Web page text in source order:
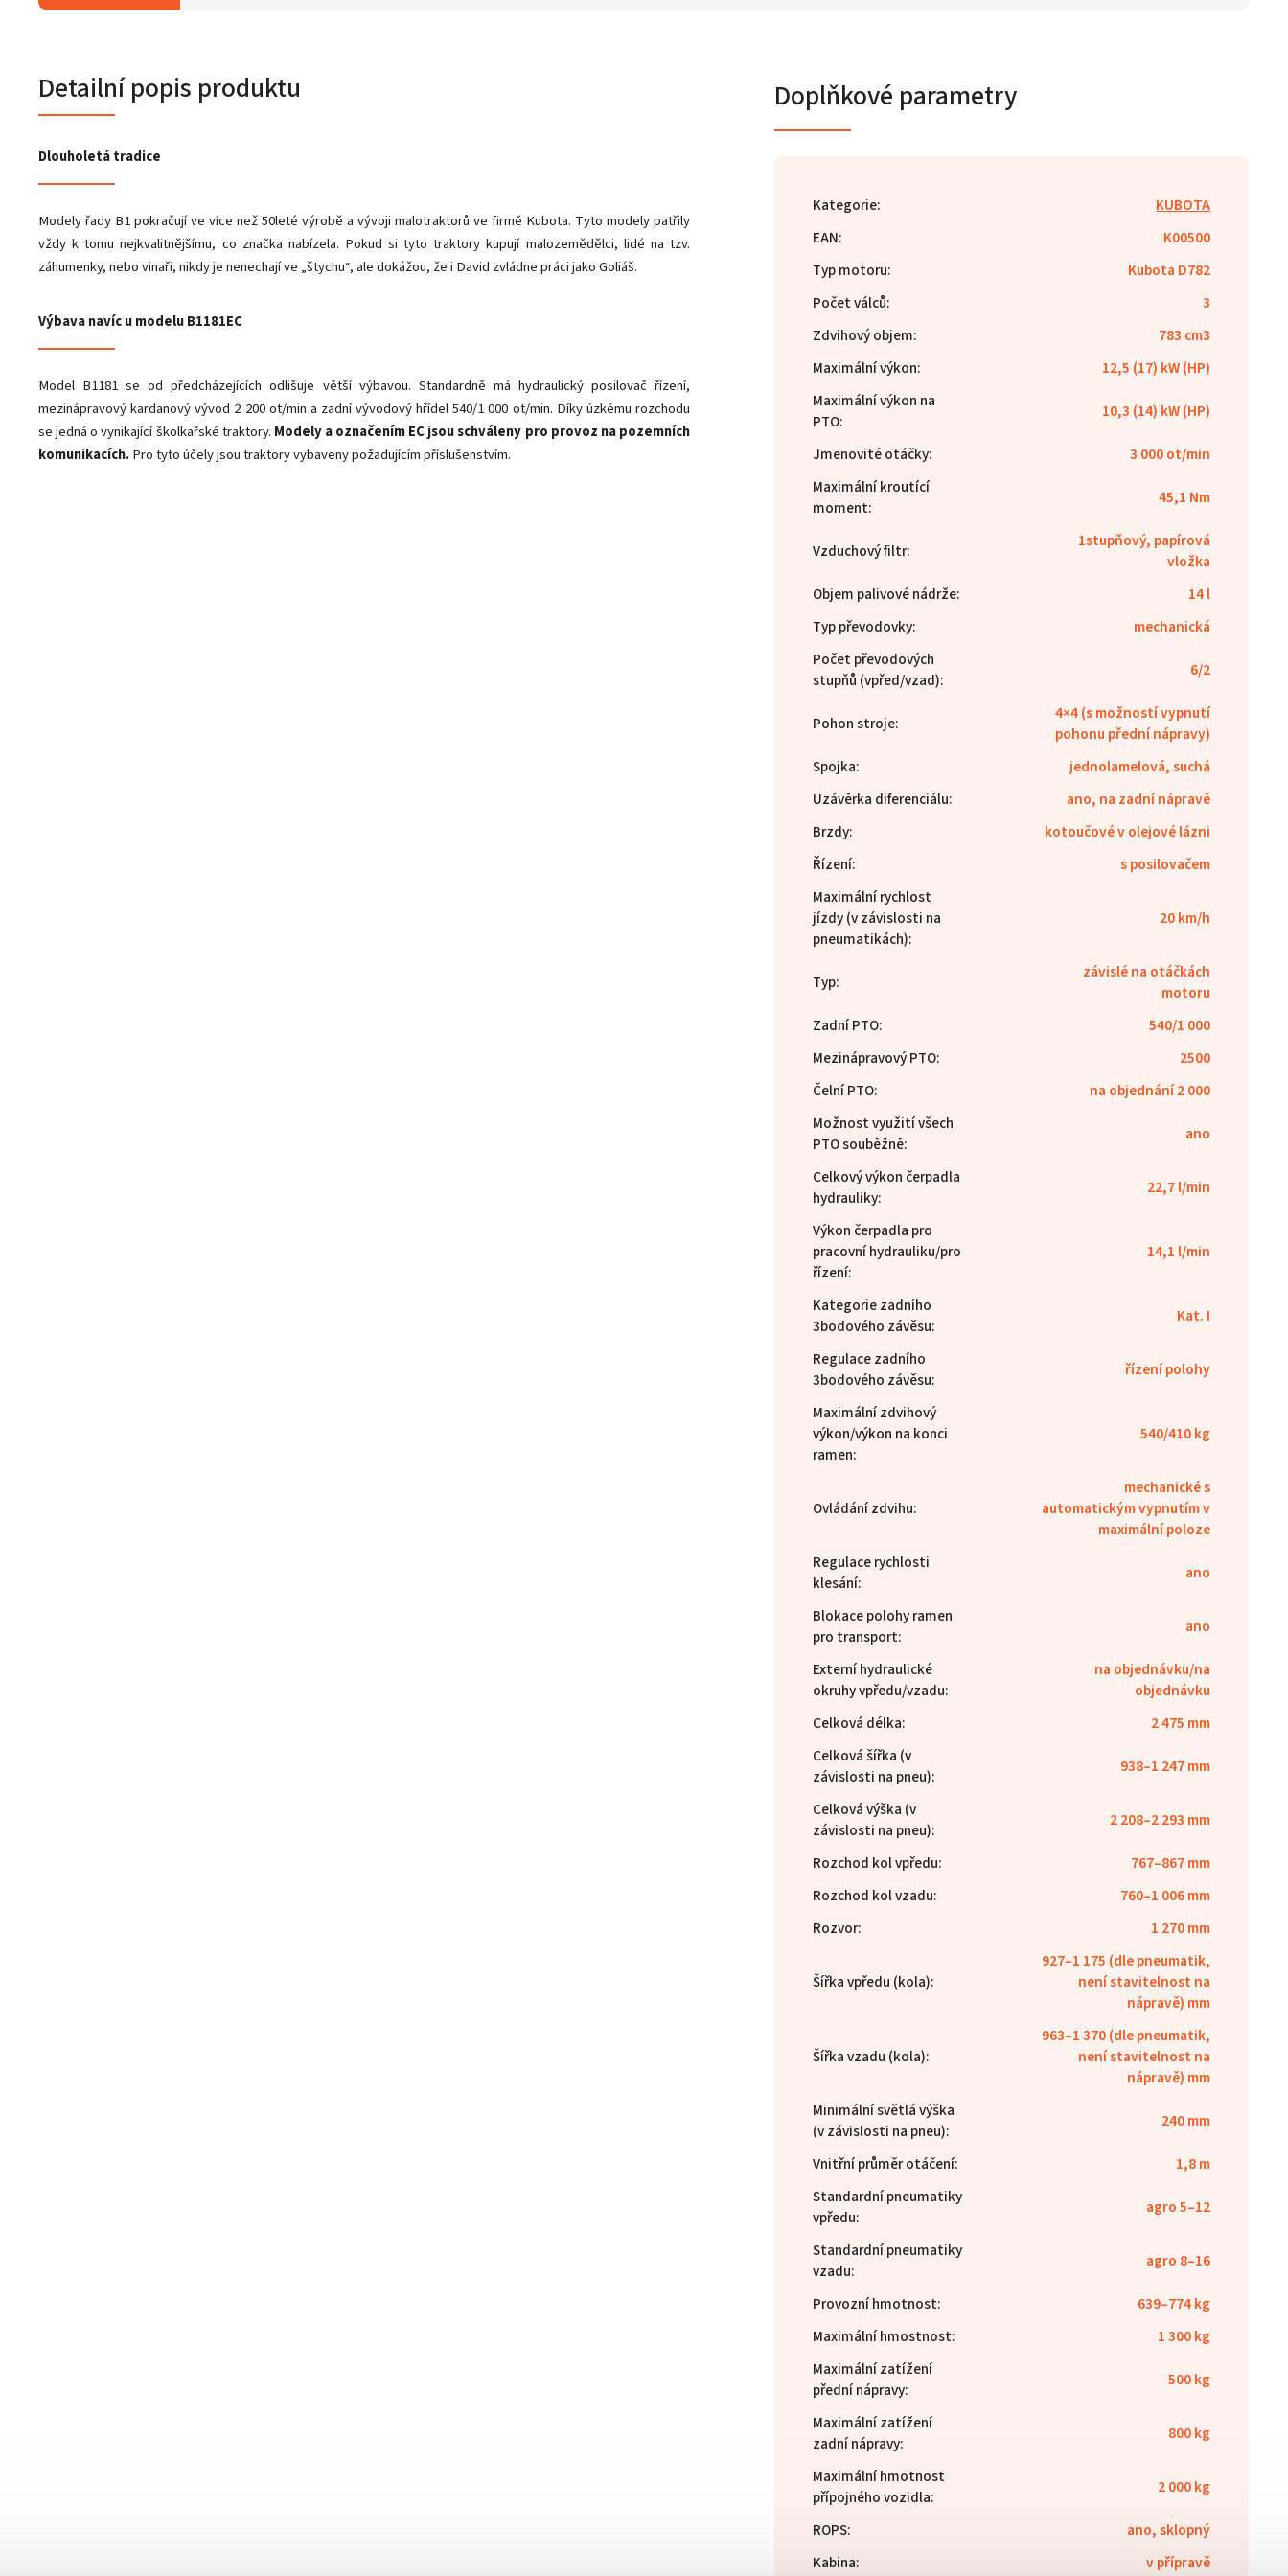
Detailní popis produktu
Dlouholetá tradice
Modely řady B1 pokračují ve více než 50leté výrobě a vývoji malotraktorů ve firmě Kubota. Tyto modely patřily
vždy k tomu nejkvalitnějšímu, co značka nabízela. Pokud si tyto traktory kupují malozemědělci, lidé na tzv.
záhumenky, nebo vinaři, nikdy je nenechají ve „štychu“, ale dokážou, že i David zvládne práci jako Goliáš.
Výbava navíc u modelu B1181EC
Model B1181 se od předcházejících odlišuje větší výbavou. Standardně má hydraulický posilovač řízení,
mezinápravový kardanový vývod 2 200 ot/min a zadní vývodový hřídel 540/1 000 ot/min. Díky úzkému rozchodu
se jedná o vynikající školkařské traktory. Modely a označením EC jsou schváleny pro provoz na pozemních
komunikacích.Pro tyto účely jsou traktory vybaveny požadujícím příslušenstvím.
Doplňkové parametry
Kategorie:
KUBOTA
EAN:
K00500
Typ motoru:
Kubota D782
Počet válců:
3
Zdvihový objem:
783 cm3
Maximální výkon:
12,5 (17) kW (HP)
Maximální výkon na
PTO: 10,3 (14) kW (HP)
Jmenovité otáčky:
3 000 ot/min
Maximální kroutící
moment: 45,1 Nm
Vzduchový filtr:
1stupňový, papírová
vložka
Objem palivové nádrže:
14 l
Typ převodovky:
mechanická
Počet převodových
stupňů (vpřed/vzad): 6/2
Pohon stroje:
4×4 (s možností vypnutí
pohonu přední nápravy)
Spojka:
jednolamelová, suchá
Uzávěrka diferenciálu:
ano, na zadní nápravě
Brzdy:
kotoučové v olejové lázni
Řízení:
s posilovačem
Maximální rychlost
jízdy (v závislosti na
pneumatikách):
20 km/h
Typ:
závislé na otáčkách
motoru
Zadní PTO:
540/1 000
Mezinápravový PTO:
2500
Čelní PTO:
na objednání 2 000
Možnost využití všech
PTO souběžně: ano
Celkový výkon čerpadla
hydrauliky: 22,7 l/min
Výkon čerpadla pro
pracovní hydrauliku/pro
řízení:
14,1 l/min
Kategorie zadního
3bodového závěsu: Kat. I
Regulace zadního
3bodového závěsu: řízení polohy
Maximální zdvihový
výkon/výkon na konci
ramen:
540/410 kg
Ovládání zdvihu:
mechanické s
automatickým vypnutím v
maximální poloze
Regulace rychlosti
klesání: ano
Blokace polohy ramen
pro transport: ano
Externí hydraulické
okruhy vpředu/vzadu:
na objednávku/na
objednávku
Celková délka:
2 475 mm
Celková šířka (v
závislosti na pneu): 938–1 247 mm
Celková výška (v
závislosti na pneu): 2 208–2 293 mm
Rozchod kol vpředu:
767–867 mm
Rozchod kol vzadu:
760–1 006 mm
Rozvor: 1 270 mm
Šířka vpředu (kola):
927–1 175 (dle pneumatik,
není stavitelnost na
nápravě) mm
Šířka vzadu (kola):
963–1 370 (dle pneumatik,
není stavitelnost na
nápravě) mm
Minimální světlá výška
(v závislosti na pneu): 240 mm
Vnitřní průměr otáčení:
1,8 m
Standardní pneumatiky
vpředu: agro 5–12
Standardní pneumatiky
vzadu: agro 8–16
Provozní hmotnost:
639–774 kg
Maximální hmostnost:
1 300 kg
Maximální zatížení
přední nápravy: 500 kg
Maximální zatížení
zadní nápravy: 800 kg
Maximální hmotnost
přípojného vozidla: 2 000 kg
ROPS:
ano, sklopný
Kabina: v přípravě